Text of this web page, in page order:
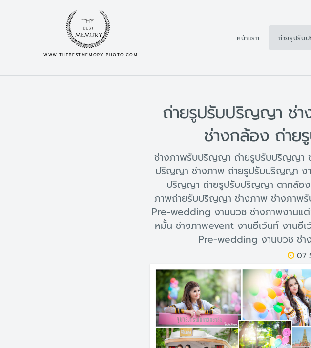
WWW.THEBESTMEMORY-PHOTO.COM
หน้าแรก ถ่ายรูปรับ
ถ่ายรูปรับปริญญา ช่
ช่างกล้อง ถ่า
ช่างภาพรับปริญญา ถ่ายรูปรับปริญญา
ปริญญา ช่างภาพ ถ่ายรูปรับปริญญา ง
ปริญญา ถ่ายรูปรับปริญญา ตากล้อ
ภาพถ่ายรับปริญญา ช่างภาพ ช่างภา
Pre-wedding งานบวช ช่างภาพงานแ
หมั้น ช่างภาพevent งานอีเว้นท์ งาน
Pre-wedding งานบวช ช่า
07